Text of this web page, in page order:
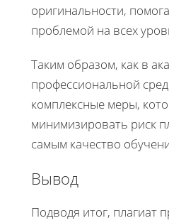
оригинальности,
проблемой на всех
Таким образом, как в
профессиональной
комплексные меры,
минимизировать риск
самым качество
Вывод
Подводя итог, плагиат